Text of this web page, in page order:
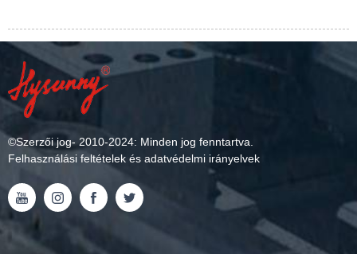
©Szerzői jog- 2010-2024: Minden jog fenntartva.
Felhasználási feltételek és adatvédelmi irányelvek